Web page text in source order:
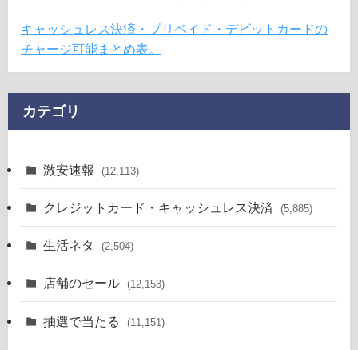
キャッシュレス決済・プリペイド・デビットカードの
チャージ可能まとめ表。
カテゴリ
激安速報 (12,113)
クレジットカード・キャッシュレス決済 (5,885)
生活ネタ (2,504)
店舗のセール (12,153)
抽選で当たる (11,151)